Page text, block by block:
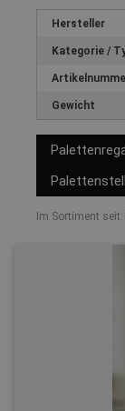
Hersteller
Kategorie /
Gewicht
Im Sortiment